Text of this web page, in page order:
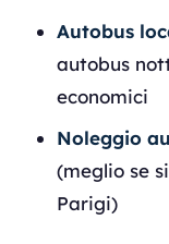
Autobus
autobus
economici
Noleggio
(meglio se
Parigi)